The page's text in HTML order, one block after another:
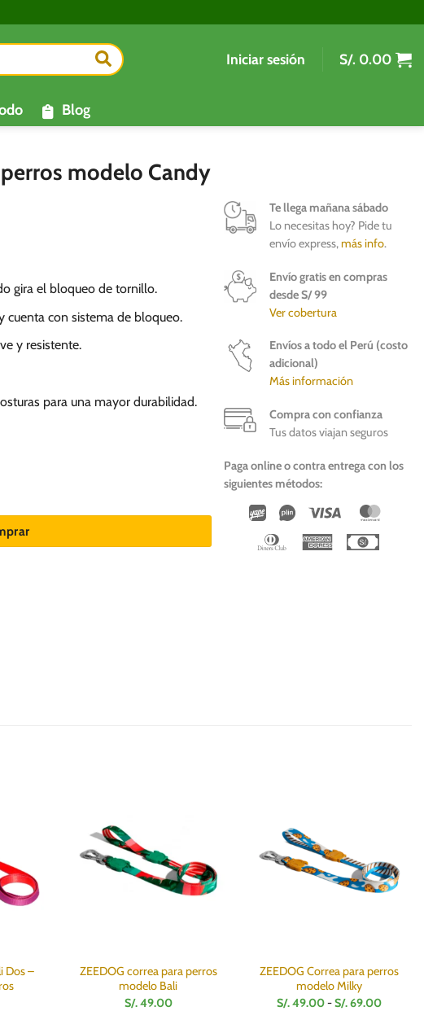
Iniciar sesión S/. 0.00
Blog
modelo Candy
gira el bloqueo de tornillo.
cuenta con sistema de bloqueo.
y resistente.
para una mayor durabilidad.
cantidad
Te llega mañana sábado
Lo necesitas hoy? Pide tu
envío express,más info.
Envío gratis en compras
desde S/ 99
Ver cobertura
Envíos a todo el Perú (costo
adicional)
Más información
Compra con confianza
Tus datos viajan seguros
Paga online o contra entrega con los
siguientes métodos:
Wirecard
Vipps Visa
Dinners
American
Dos –
ZEEDOG correa para perros
modelo Bali
S/.49.00
ZEEDOG Correa para perros
modelo Milky
S/.49.00-S/.69.00Rango